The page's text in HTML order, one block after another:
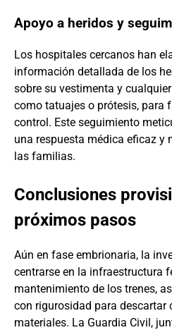
Apoyo a heridos y
Los hospitales cercanos han
información detallada de los
sobre su vestimenta y
como tatuajes o prótesis, para
control. Este seguimiento
una respuesta médica eficaz y
las familias.
Conclusiones
próximos pasos
Aún en fase embrionaria, la
centrarse en la infraestructura
mantenimiento de los trenes,
con rigurosidad para
materiales. La Guardia Civil,